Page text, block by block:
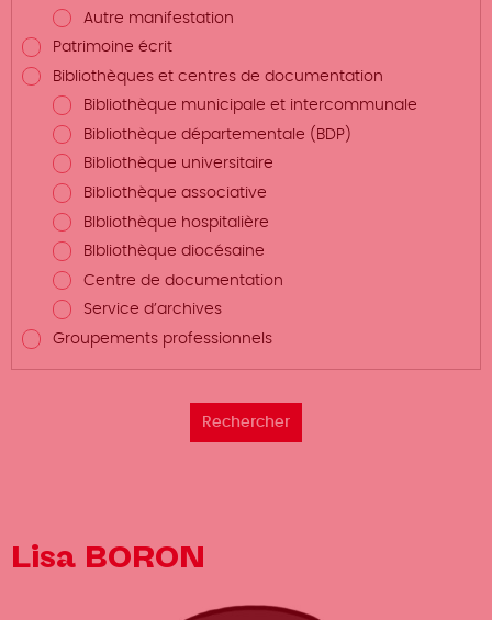
Autre manifestation
Patrimoine écrit
Bibliothèques et centres de documentation
Bibliothèque municipale et intercommunale
Bibliothèque départementale (BDP)
Bibliothèque universitaire
Bibliothèque associative
BIbliothèque hospitalière
BIbliothèque diocésaine
Centre de documentation
Service d’archives
Groupements professionnels
Lisa BORON